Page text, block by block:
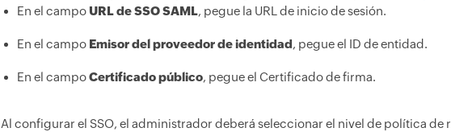
En el campo URL de SSO SAML, pegue la URL de inicio de sesión.
En el campo Emisor del proveedor de identidad, pegue el ID de entidad.
En el campoCertificado público, pegue el Certificado de firma.
Al configurar el SSO, el administrador deberá seleccionar el nivel de política